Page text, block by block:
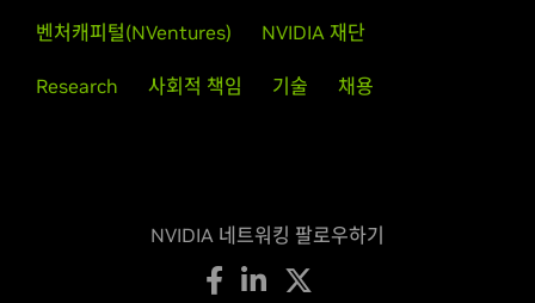
벤처캐피털(NVentures) NVIDIA 재단
Research 사회적 책임 기술 채용
NVIDIA 네트워킹 팔로우하기